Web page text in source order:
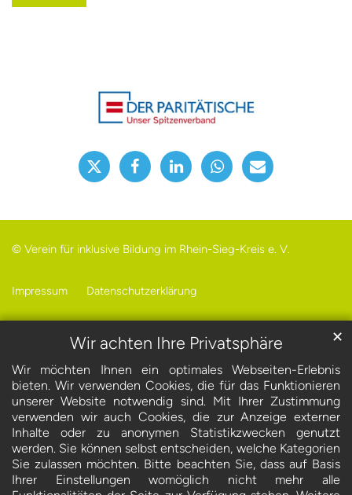
Wir achten Ihre Privatsphäre
Wir möchten Ihnen ein optimales Webseiten-Erlebnis
bieten. Wir verwenden Cookies, die für das Funktionieren
unserer Website notwendig sind. Mit Ihrer Zustimmung
verwenden wir auch Cookies, die zur Anzeige externer
Inhalte oder zu anonymen Statistikzwecken genutzt
werden. Sie können selbst entscheiden, welche Kategorien
Sie zulassen möchten. Bitte beachten Sie, dass auf Basis
Ihrer Einstellungen womöglich nicht mehr alle
✕
© Verein für inklusive Bildung im Rhein-Sieg-Kreis e. V.
Impressum Datenschutzerklärung